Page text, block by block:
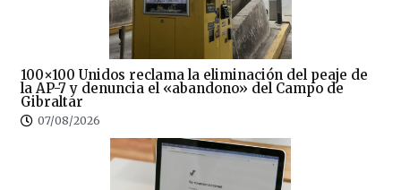
100×100 Unidos reclama la eliminación del peaje de
la AP-7 y denuncia el «abandono» del Campo de
Gibraltar
07/08/2026